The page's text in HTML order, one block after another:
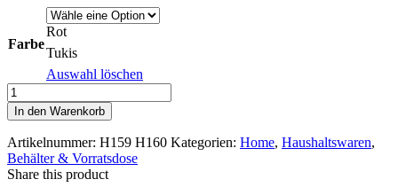
Farbe
Rot
Tukis
Auswahl löschen
Gewürzglas
Set
3
tlg
H159,
H160
In den Warenkorb
Artikelnummer: H159 H160 Kategorien: Home, Haushaltswaren,
Behälter & Vorratsdose
Share this product